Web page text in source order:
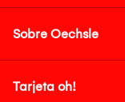
Sobre Oechsle
Tarjeta oh!